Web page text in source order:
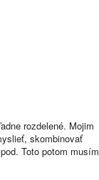
rozdelené. Mojim
skombinovať
Toto potom musím